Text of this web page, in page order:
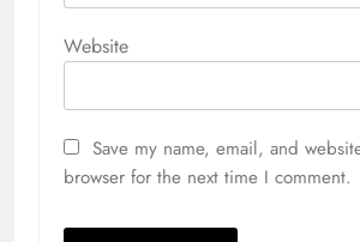
Website
Save my name, email, and
browser for the next time I comment.